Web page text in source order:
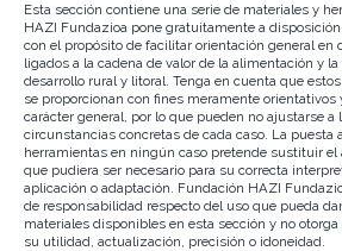
Esta sección contiene una serie de materiales y
HAZI Fundazioa pone gratuitamente a
con el propósito de facilitar orientación general en
ligados a la cadena de valor de la alimentación y
desarrollo rural y litoral. Tenga en cuenta que
se proporcionan con fines meramente
carácter general, por lo que pueden no ajustarse a
circunstancias concretas de cada caso. La puesta
herramientas en ningún caso pretende sustituir el
que pudiera ser necesario para su correcta
aplicación o adaptación. Fundación HAZI
de responsabilidad respecto del uso que pueda
materiales disponibles en esta sección y no
su utilidad, actualización, precisión o idoneidad.